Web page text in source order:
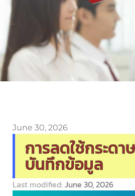
June 30, 2026
การลดใช้กระดา
บันทึกข้อมูล
Last modified: June 30, 2026